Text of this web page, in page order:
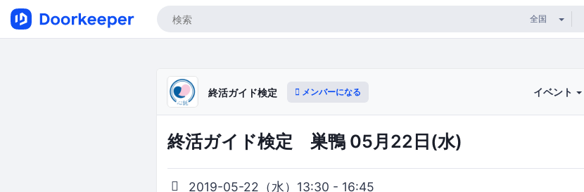
終活ガイド検定 メンバーになる イベント
終活ガイド検定 巣鴨 05月22日(水)
2019-05-22（水）13:30 - 16:45